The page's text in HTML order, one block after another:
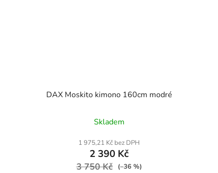
DAX Moskito kimono 160cm modré
hodnocení
produktu
je
4,0
Skladem
1 975,21 Kč bez DPH
2 390 Kč
3 750 Kč (–36 %)